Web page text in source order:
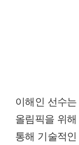
이해인 선수
올림픽을 위
통해 기술적